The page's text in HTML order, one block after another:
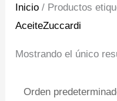
Inicio / Productos
AceiteZuccardi
Mostrando el único